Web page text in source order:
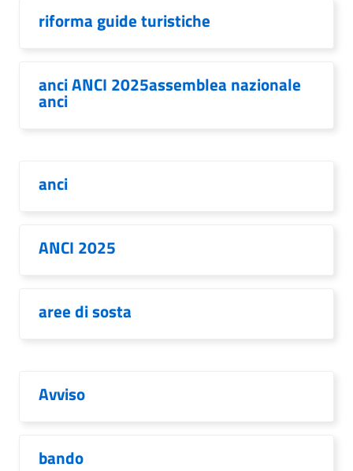
riforma guide turistiche
anci ANCI 2025assemblea nazionale
anci
anci
ANCI 2025
aree di sosta
Avviso
bando